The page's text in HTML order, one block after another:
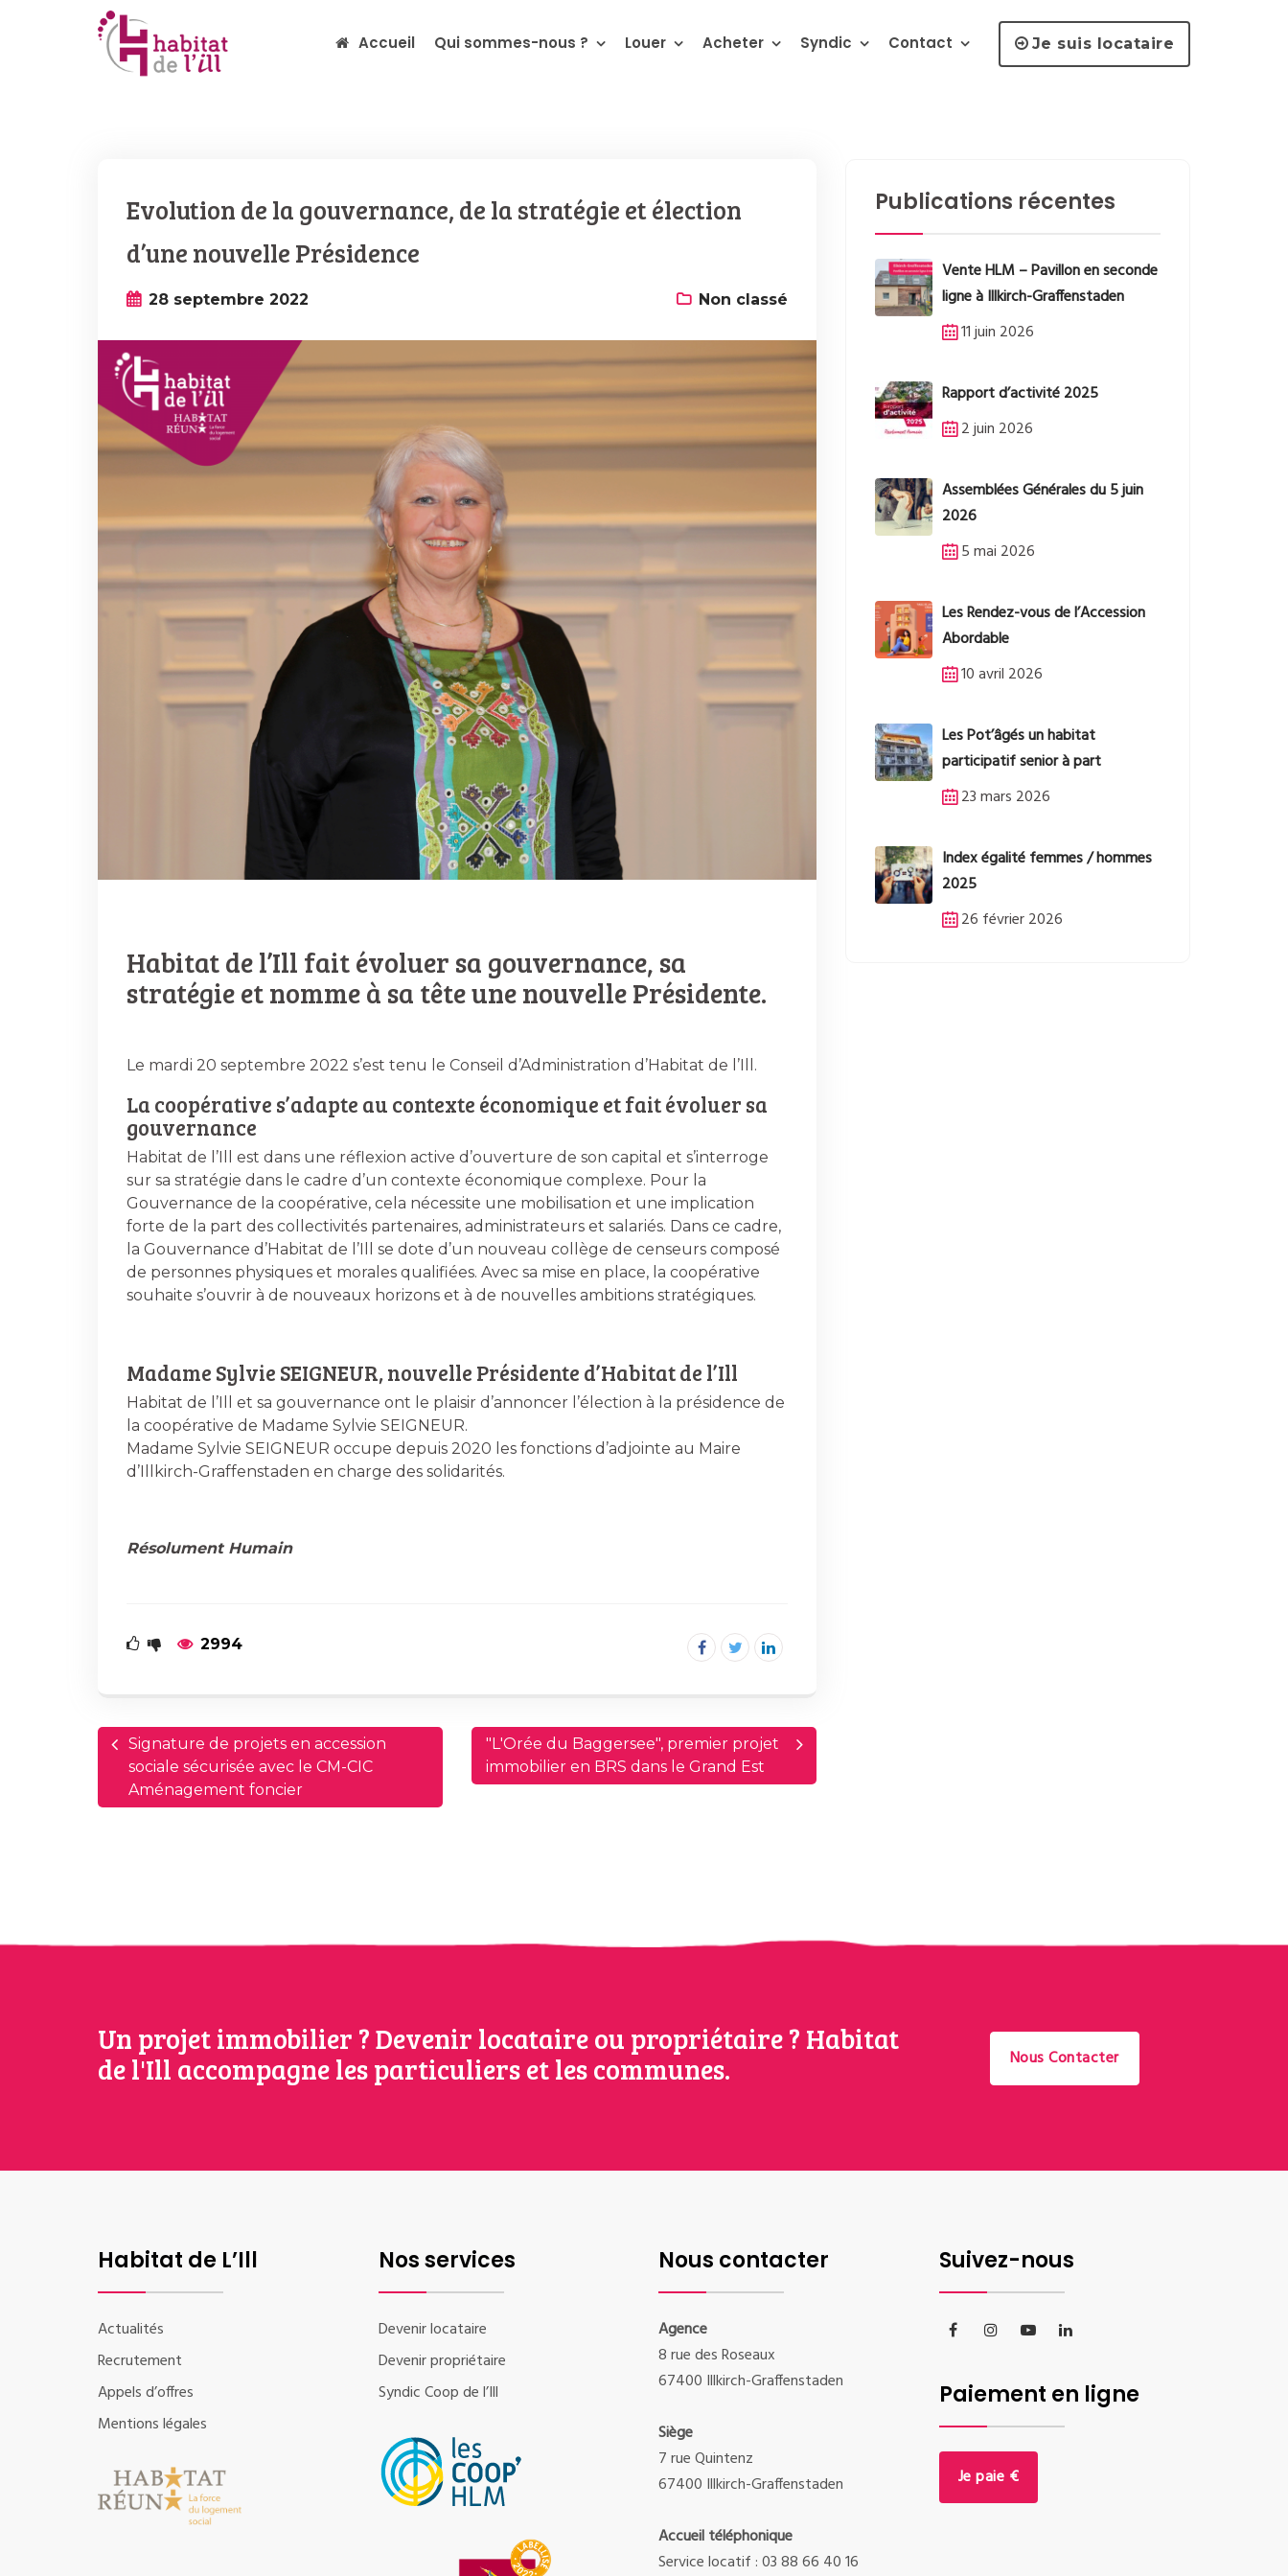
Accueil Qui sommes-nous ? Louer Acheter Syndic Contact Je suis locataire
Evolution de la gouvernance, de la stratégie et élection
d’une nouvelle Présidence
28 septembre 2022 Non classé
Habitat de l’Ill fait évoluer sa gouvernance, sa
stratégie et nomme à sa tête une nouvelle Présidente.
Le mardi 20 septembre 2022 s’est tenu le Conseil d’Administration d’Habitat de l’Ill.
La coopérative s’adapte au contexte économique et fait évoluer sa
gouvernance
Habitat de l’Ill est dans une réflexion active d’ouverture de son capital et s’interroge
sur sa stratégie dans le cadre d’un contexte économique complexe. Pour la
Gouvernance de la coopérative, cela nécessite une mobilisation et une implication
forte de la part des collectivités partenaires, administrateurs et salariés. Dans ce cadre,
la Gouvernance d’Habitat de l’Ill se dote d’un nouveau collège de censeurs composé
de personnes physiques et morales qualifiées. Avec sa mise en place, la coopérative
souhaite s’ouvrir à de nouveaux horizons et à de nouvelles ambitions stratégiques.
Madame Sylvie SEIGNEUR, nouvelle Présidente d’Habitat de l’Ill
Habitat de l’Ill et sa gouvernance ont le plaisir d’annoncer l’élection à la présidence de
la coopérative de Madame Sylvie SEIGNEUR.
Madame Sylvie SEIGNEUR occupe depuis 2020 les fonctions d’adjointe au Maire
d’Illkirch-Graffenstaden en charge des solidarités.
Résolument Humain
2994
Signature de projets en accession
sociale sécurisée avec le CM-CIC
Aménagement foncier
"L'Orée du Baggersee", premier projet
immobilier en BRS dans le Grand Est
Publications récentes
Vente HLM – Pavillon en seconde
ligne à Illkirch-Graffenstaden
11 juin 2026
Rapport d’activité 2025
2 juin 2026
Assemblées Générales du 5 juin
2026
5 mai 2026
Les Rendez-vous de l’Accession
Abordable
10 avril 2026
Les Pot’âgés un habitat
participatif senior à part
23 mars 2026
Index égalité femmes / hommes
2025
26 février 2026
Un projet immobilier ? Devenir locataire ou propriétaire ? Habitat
de l'Ill accompagne les particuliers et les communes.
Nous Contacter
Habitat de L’Ill
Actualités
Recrutement
Appels d’offres
Mentions légales
Nos services
Devenir locataire
Devenir propriétaire
Syndic Coop de l’Ill
Nous contacter
Agence
8 rue des Roseaux
67400 Illkirch-Graffenstaden
Siège
7 rue Quintenz
67400 Illkirch-Graffenstaden
Accueil téléphonique
Service locatif : 03 88 66 40 16
Suivez-nous
Paiement en ligne
Je paie €